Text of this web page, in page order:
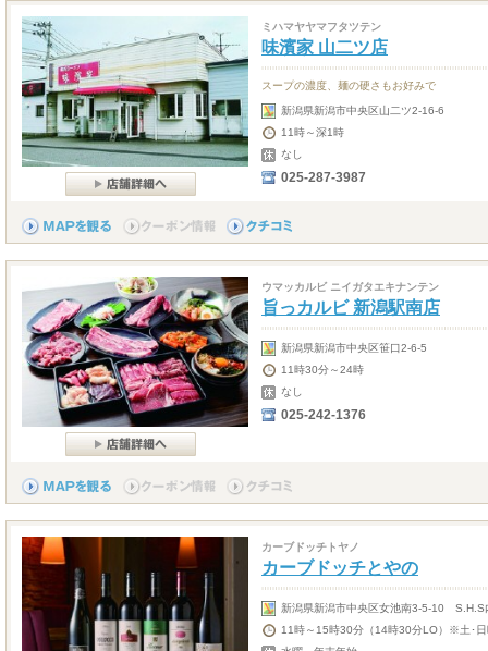
ミハマヤヤマフタツテン
味濱家 山二ツ店
スープの濃度、麺の硬さもお好みで
新潟県新潟市中央区山二ツ2-16-6
11時～深1時
なし
025-287-3987
ウマッカルビ ニイガタエキナンテン
旨っカルビ 新潟駅南店
新潟県新潟市中央区笹口2-6-5
11時30分～24時
なし
025-242-1376
カーブドッチトヤノ
カーブドッチとやの
新潟県新潟市中央区女池南3-5-10 S.H.S
11時～15時30分（14時30分LO）※土･